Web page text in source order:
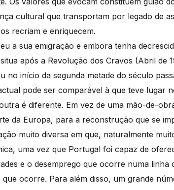
cultural que transportam por legado de
recriam e enriquecem.
a sua emigração e embora tenha
após a Revolução dos Cravos (Abril de
no início da segunda metade do século
pode ser comparável à que teve lugar
é diferente. Em vez de uma mão-de-
da Europa, para a reconstrução que se
muito diversa em que, naturalmente
uma vez que Portugal foi capaz de
e o desemprego que ocorre numa linha
ocorre. Para além disso, um grande